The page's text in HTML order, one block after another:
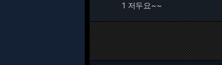
1 저두요~~